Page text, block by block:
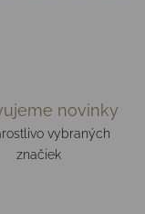
novinky
vybraných
značiek